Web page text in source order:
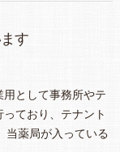
す
として事務所やテ
ており、テナント
当薬局が入っている